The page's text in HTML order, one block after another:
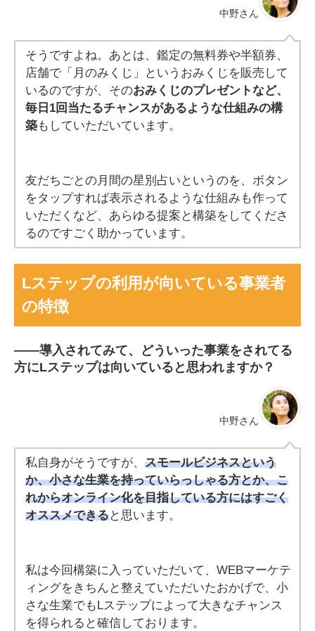
中野さん
そうですよね。あとは、鑑定の無料券や半額券、
店舗で「月のみくじ」というおみくじを販売して
いるのですが、そのおみくじのプレゼントなど、
毎日1回当たるチャンスがあるような仕組みの構
築もしていただいています。
友だちごとの月間の星別占いというのを、ボタン
をタップすれば表示されるような仕組みも作って
いただくなど、あらゆる提案と構築をしてくださ
るのですごく助かっています。
Lステップの利用が向いている事業者
の特徴
――導入されてみて、どういった事業をされてる
方にLステップは向いていると思われますか？
中野さん
私自身がそうですが、スモールビジネスという
か、小さな生業を持っていらっしゃる方とか、こ
れからオンライン化を目指している方にはすごく
オススメできると思います。
私は今回構築に入っていただいて、WEBマーケテ
ィングをきちんと整えていただいたおかげで、小
さな生業でもLステップによって大きなチャンス
を得られると確信しております。